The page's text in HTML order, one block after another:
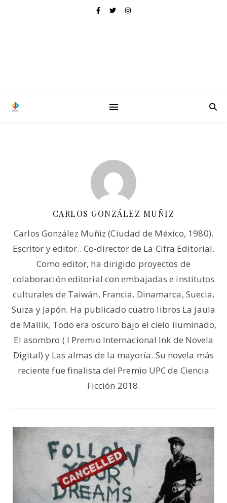
CARLOS GONZÁLEZ MUÑIZ
Carlos González Muñiz (Ciudad de México, 1980).
Escritor y editor.. Co-director de La Cifra Editorial.
Como editor, ha dirigido proyectos de
colaboración editorial con embajadas e institutos
culturales de Taiwán, Francia, Dinamarca, Suecia,
Suiza y Japón. Ha publicado cuatro libros La jaula
de Mallik, Todo era oscuro bajo el cielo iluminado,
El asombro ( I Premio Internacional Ink de Novela
Digital) y Las almas de la mayoría. Su novela más
reciente fue finalista del Premio UPC de Ciencia
Ficción 2018.